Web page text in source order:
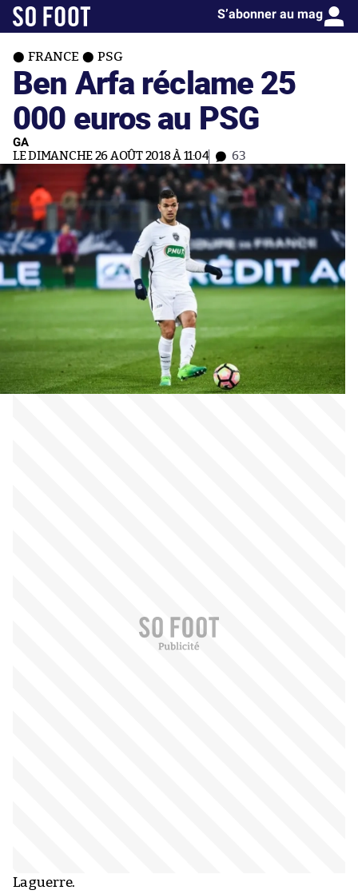
S’abonner au mag
FRANCE PSG
Ben Arfa réclame 25
000 euros au PSG
GA
LE DIMANCHE 26 AOÛT 2018 À 11:04 63
La guerre.